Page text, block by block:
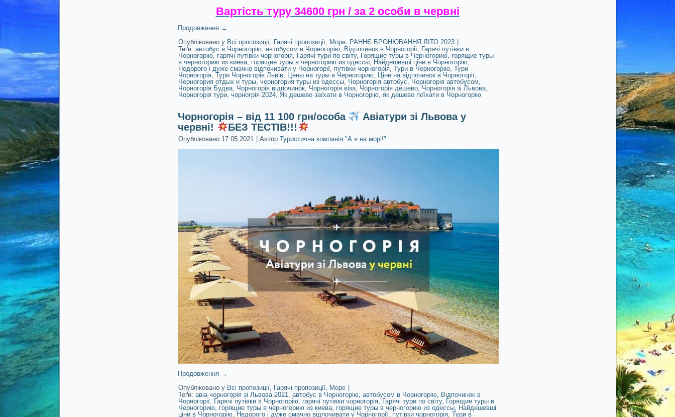
Вартість туру 34600 грн / за 2 особи в червні
Продовження →
Опубліковано у Всі пропозиції, Гарячі пропозиції, Море, РАННЄ БРОНЮВАННЯ ЛІТО 2023
Теґи: автобус в Чорногорію, автобусом в Чорногорію, Відпочинок в Чорногорії, Гарячі путівки в
Чорногорію, гарячі путівки чорногорія, Гарячі тури по світу, Горящие туры в Черногорию, горящие туры
в черногорию из киева, горящие туры в черногорию из одессы, Найдешевші ціни в Чорногорію,
Недорого і дуже смачно відпочивати у Чорногорії, путівки чорногорія, Тури в Чорногорію, Тури
Чорногорія, Тури Чорногорія Львів, Цены на туры в Черногорию, Ціни на відпочинок в Чорногорії,
Черногория отдых и туры, черногория туры из одессы, Чорногорія автобус, Чорногорія автобусом,
Чорногорія Будва, Чорногорія відпочинок, Чорногорія віза, Чорногорія дешево, Чорногорія зі Львова,
Чорногорія тури, чорногрія 2024, Як дешево заїхати в Чорногорію, як дешево поїхати в Чорногорію
Чорногорія – від 11 100 грн/особа
Авіатури зі Львова у
червні!
БЕЗ ТЕСТІВ!!!
Опубліковано 17.05.2021 Автор Туристична компанія "А я на морі!"
Продовження →
Опубліковано у Всі пропозиції, Гарячі пропозиції, Море
Теґи: авіа чорногорія зі Львова 2021, автобус в Чорногорію, автобусом в Чорногорію, Відпочинок в
Чорногорії, Гарячі путівки в Чорногорію, гарячі путівки чорногорія, Гарячі тури по світу, Горящие туры в
Черногорию, горящие туры в черногорию из киева, горящие туры в черногорию из одессы, Найдешевші
ціни в Чорногорію, Недорого і дуже смачно відпочивати у Чорногорії, путівки чорногорія, Тури в